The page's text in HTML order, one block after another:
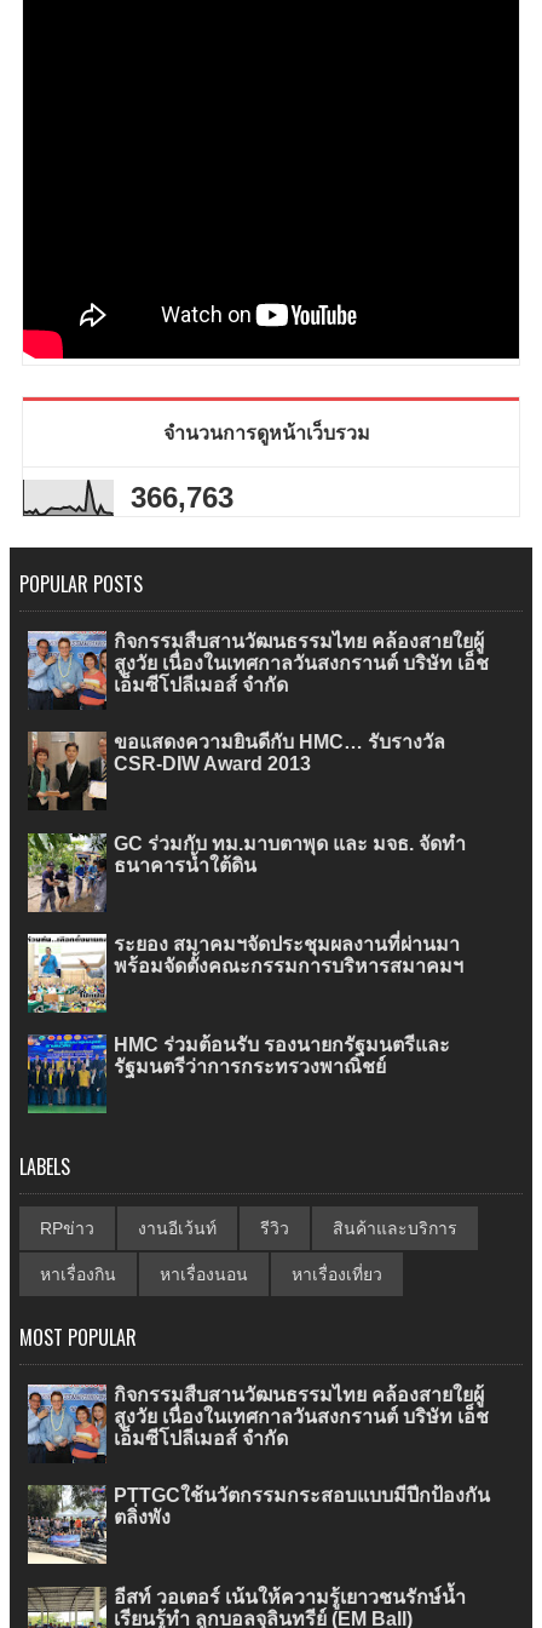
จำนวนการดูหน้าเว็บรวม
366,763
POPULAR POSTS
กิจกรรมสืบสานวัฒนธรรมไทย คล้องสายใยผู้
สูงวัย เนื่องในเทศกาลวันสงกรานต์ บริษัท เอ็ช
เอ็มซีโปลีเมอส์ จำกัด
ขอแสดงความยินดีกับ HMC… รับรางวัล
CSR-DIW Award 2013
GC ร่วมกับ ทม.มาบตาพุด และ มจธ. จัดทำ
ธนาคารน้ำใต้ดิน
ระยอง สมาคมฯจัดประชุมผลงานที่ผ่านมา
พร้อมจัดตั้งคณะกรรมการบริหารสมาคมฯ
HMC ร่วมต้อนรับ รองนายกรัฐมนตรีและ
รัฐมนตรีว่าการกระทรวงพาณิชย์
LABELS
RPข่าว งานอีเว้นท์ รีวิว สินค้าและบริการ
หาเรื่องกิน หาเรื่องนอน หาเรื่องเที่ยว
MOST POPULAR
กิจกรรมสืบสานวัฒนธรรมไทย คล้องสายใยผู้
สูงวัย เนื่องในเทศกาลวันสงกรานต์ บริษัท เอ็ช
เอ็มซีโปลีเมอส์ จำกัด
PTTGCใช้นวัตกรรมกระสอบแบบมีปีกป้องกัน
ตลิ่งพัง
อีสท์ วอเตอร์ เน้นให้ความรู้เยาวชนรักษ์น้ำ
เรียนรู้ทำ ลูกบอลจุลินทรีย์ (EM Ball)